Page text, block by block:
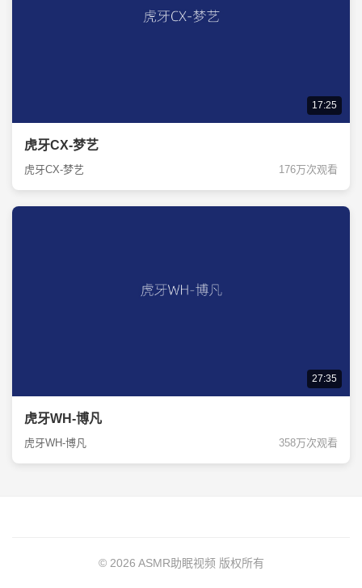
17:25
虎牙CX-梦艺
虎牙CX-梦艺 176万次观看
27:35
虎牙WH-博凡
虎牙WH-博凡 358万次观看
© 2026 ASMR助眠视频 版权所有